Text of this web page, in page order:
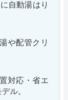
自動湯はり
や配管クリ
対応・省エ
ル。